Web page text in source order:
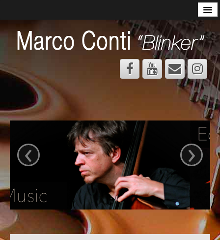
MUSICA
Curriculum
Progetti
Mp3
DIDATTICA
Presentazione Didattica MC
Contrabbasso
Improvvisazione
‹ ›